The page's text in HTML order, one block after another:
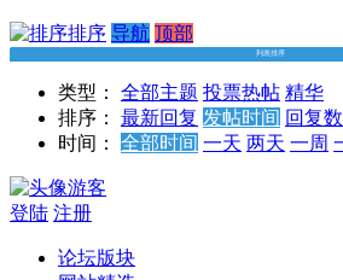
排序 导航 顶部
列表排序
类型： 全部主题 投票热帖 精华
排序：
最新回复 发帖时间 回复数
时间：
全部时间 一天 两天 一周
游客
登陆 注册
论坛版块